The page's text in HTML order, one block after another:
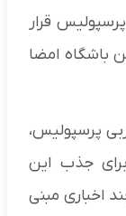
قرار
باشگاه امضا
پرسپولیس،
جذب این
اخباری مبنی